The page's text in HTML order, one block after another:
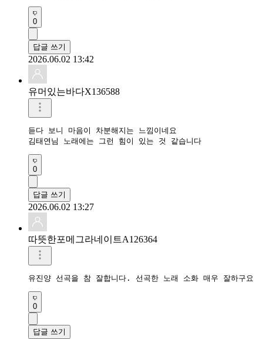
0
답글 쓰기
2026.06.02 13:42
유머있는바다X136588
듣다 보니 마음이 차분해지는 느낌이네요
김태연님 노래에는 그런 힘이 있는 것 같습니다
0
답글 쓰기
2026.06.02 13:27
따뜻한포메그라네이트A126364
유진양 선곡을 참 잘합니다. 선곡한 노래 소화 매우 잘하구요
0
답글 쓰기